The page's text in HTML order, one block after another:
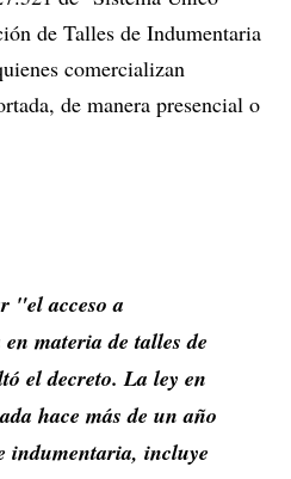
de Talles de Indumentaria
comercializan
de manera presencial o
"el acceso a
materia de talles de
el decreto. La ley en
hace más de un año
indumentaria, incluye